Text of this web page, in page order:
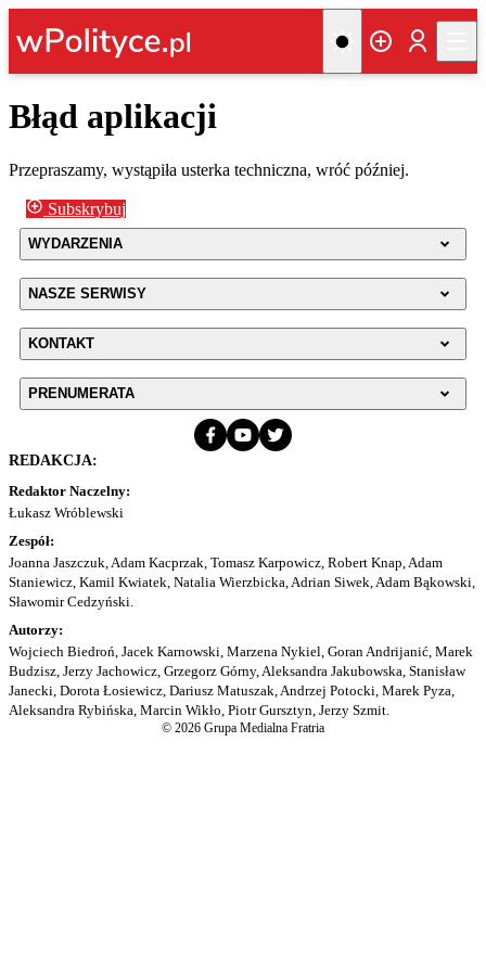
Błąd aplikacji
Przepraszamy, wystąpiła usterka techniczna, wróć później.
Subskrybuj
WYDARZENIA
NASZE SERWISY
KONTAKT
PRENUMERATA
REDAKCJA:
Redaktor Naczelny:
Łukasz Wróblewski
Zespół:
Joanna Jaszczuk, Adam Kacprzak, Tomasz Karpowicz, Robert Knap, Adam
Staniewicz, Kamil Kwiatek, Natalia Wierzbicka, Adrian Siwek, Adam Bąkowski,
Sławomir Cedzyński.
Autorzy:
Wojciech Biedroń, Jacek Karnowski, Marzena Nykiel, Goran Andrijanić, Marek
Budzisz, Jerzy Jachowicz, Grzegorz Górny, Aleksandra Jakubowska, Stanisław
Janecki, Dorota Łosiewicz, Dariusz Matuszak, Andrzej Potocki, Marek Pyza,
Aleksandra Rybińska, Marcin Wikło, Piotr Gursztyn, Jerzy Szmit.
© 2026 Grupa Medialna Fratria